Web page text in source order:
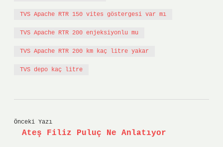
TVS Apache RTR 150 vites göstergesi var mı
TVS Apache RTR 200 enjeksiyonlu mu
TVS Apache RTR 200 km kaç litre yakar
TVS depo kaç litre
Önceki Yazı
Ateş Filiz Puluç Ne Anlatıyor